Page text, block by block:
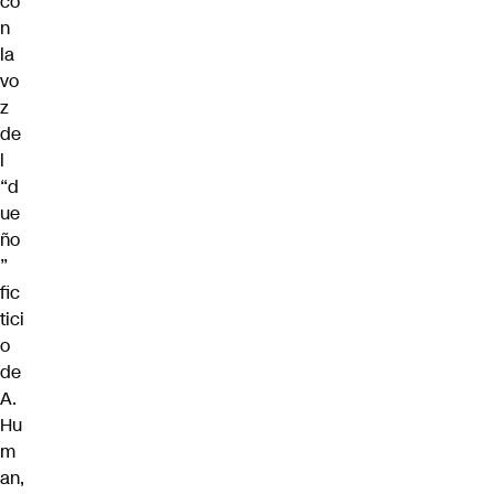
n
la
vo
z
de
l
“d
ue
ño
”
fic
tici
o
de
A.
Hu
m
an,